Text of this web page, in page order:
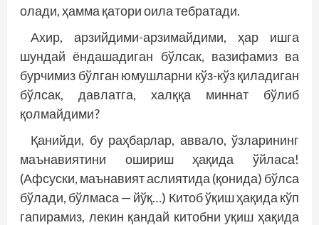
олади, ҳамма қатори оила тебратади.
Ахир, арзийдими-арзимайдими, ҳар ишга
шундай ёндашадиган бўлсак, вазифамиз ва
бурчимиз бўлган юмушларни кўз-кўз қиладиган
бўлсак, давлатга, халққа миннат бўлиб
қолмайдими?
Қанийди, бу раҳбарлар, аввало, ўзларининг
маънавиятини ошириш ҳақида ўйласа!
(Афсуски, маънавият аслиятида (қонида) бўлса
бўлади, бўлмаса — йўқ…) Китоб ўқиш ҳақида кўп
гапирамиз, лекин қандай китобни уқиш ҳақида